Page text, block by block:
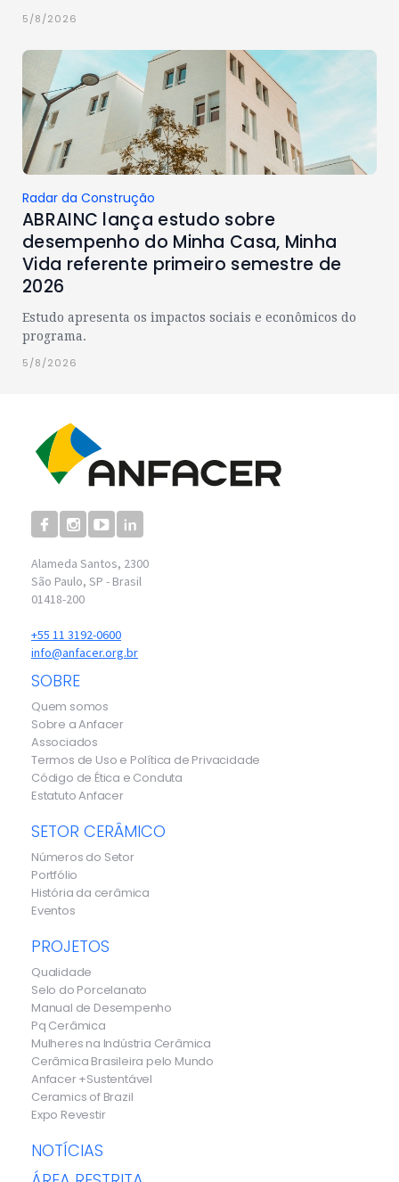
5/8/2026
Radar da Construção
ABRAINC lança estudo sobre
desempenho do Minha Casa, Minha
Vida referente primeiro semestre de
2026
Estudo apresenta os impactos sociais e econômicos do
programa.
5/8/2026
Alameda Santos, 2300
São Paulo, SP - Brasil
01418-200
+55 11 3192-0600
info@anfacer.org.br
SOBRE
Quem somos
Sobre a Anfacer
Associados
Termos de Uso e Política de Privacidade
Código de Ética e Conduta
Estatuto Anfacer
SETOR CERÂMICO
Números do Setor
Portfólio
História da cerâmica
Eventos
PROJETOS
Qualidade
Selo do Porcelanato
Manual de Desempenho
Pq Cerâmica
Mulheres na Indústria Cerâmica
Cerâmica Brasileira pelo Mundo
Anfacer +Sustentável
Ceramics of Brazil
Expo Revestir
NOTÍCIAS